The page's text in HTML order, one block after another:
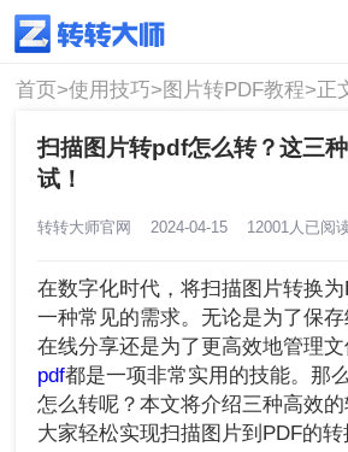
使用技巧
首页>使用技巧>图片转PDF教程>正
扫描图片转pdf怎么转？这三
试！
转转大师官网 2024-04-15 12001人已阅
在数字化时代，将扫描图片转换
一种常见的需求。无论是为了保
在线分享还是为了更高效地管理
pdf都是一项非常实用的技能。那
怎么转呢？本文将介绍三种高效
大家轻松实现扫描图片到PDF的转